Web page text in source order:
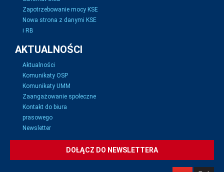
Zapotrzebowanie mocy KSE
Nowa strona z danymi KSE
i RB
AKTUALNOŚCI
Aktualności
Komunikaty OSP
Komunikaty UMM
Zaangażowanie społeczne
Kontakt do biura
prasowego
Newsletter
DOŁĄCZ DO NEWSLETTERA